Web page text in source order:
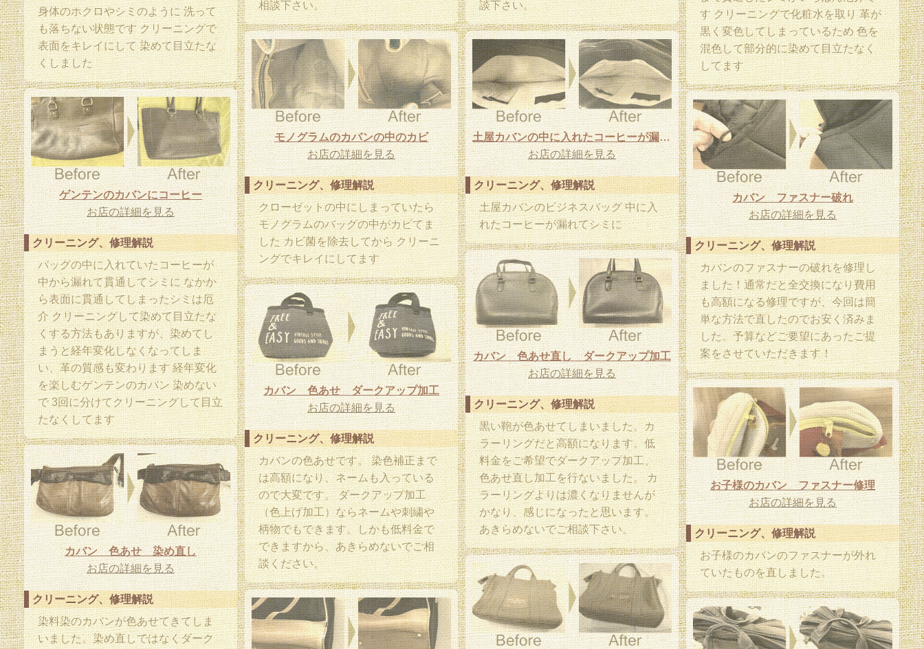
相談下さい。
談下さい。
す クリーニングで化粧水を取り 革が
黒く変色してしまっているため 色を
混色して部分的に染めて目立たなく
してます
身体のホクロやシミのように 洗って
も落ちない状態です クリーニングで
表面をキレイにして 染めて目立たな
くしました
モノグラムのカバンの中のカビ
お店の詳細を見る
クリーニング、修理解説
クローゼットの中にしまっていたら
モノグラムのバッグの中がカビてま
した カビ菌を除去してから クリーニ
ングでキレイにしてます
土屋カバンの中に入れたコーヒーが漏れて
お店の詳細を見る
クリーニング、修理解説
土屋カバンのビジネスバッグ 中に入
れたコーヒーが漏れてシミに
ゲンテンのカバンにコーヒー
お店の詳細を見る
クリーニング、修理解説
バッグの中に入れていたコーヒーが
中から漏れて貫通してシミに なかか
ら表面に貫通してしまったシミは厄
介 クリーニングして染めて目立たな
くする方法もありますが、染めてし
まうと経年変化しなくなってしま
い、革の質感も変わります 経年変化
を楽しむゲンテンのカバン 染めない
で 3回に分けてクリーニングして目立
たなくしてます
カバン ファスナー破れ
お店の詳細を見る
クリーニング、修理解説
カバンのファスナーの破れを修理し
ました！通常だと全交換になり費用
も高額になる修理ですが、今回は簡
単な方法で直したのでお安く済みま
した。予算などご要望にあったご提
案をさせていただきます！
カバン 色あせ直し ダークアップ加工
お店の詳細を見る
クリーニング、修理解説
黒い鞄が色あせてしまいました。カ
ラーリングだと高額になります。低
料金をご希望でダークアップ加工、
色あせ直し加工を行ないました。 カ
ラーリングよりは濃くなりませんが
かなり、感じになったと思います。
あきらめないでご相談下さい。
カバン 色あせ ダークアップ加工
お店の詳細を見る
クリーニング、修理解説
カバンの色あせです。 染色補正まで
は高額になり、ネームも入っている
ので大変です。 ダークアップ加工
（色上げ加工）ならネームや刺繍や
柄物でもできます。しかも低料金で
できますから、あきらめないでご相
談ください。
お子様のカバン ファスナー修理
お店の詳細を見る
クリーニング、修理解説
お子様のカバンのファスナーが外れ
ていたものを直しました。
カバン 色あせ 染め直し
お店の詳細を見る
クリーニング、修理解説
染料染のカバンが色あせてきてしま
いました。染め直しではなくダーク